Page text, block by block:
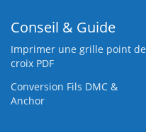
Conseil & Guide
Imprimer une grille point de
croix PDF
Conversion Fils DMC &
Anchor